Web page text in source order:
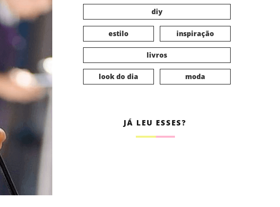
diy
estilo inspiração
livros
look do dia moda
JÁ LEU ESSES?